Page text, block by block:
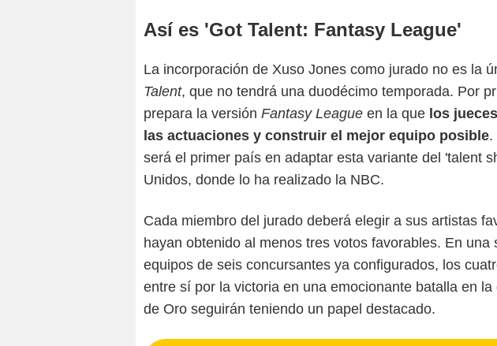
Así es 'Got Talent: Fantasy League'
La incorporación de Xuso Jones como jurado no es la
Talent, que no tendrá una duodécimo temporada. Por
prepara la versión Fantasy League en la que los
las actuaciones y construir el mejor equipo posible.
será el primer país en adaptar esta variante del 'talent
Unidos, donde lo ha realizado la NBC.
Cada miembro del jurado deberá elegir a sus artistas
hayan obtenido al menos tres votos favorables. En una
equipos de seis concursantes ya configurados, los
entre sí por la victoria en una emocionante batalla en
de Oro seguirán teniendo un papel destacado.